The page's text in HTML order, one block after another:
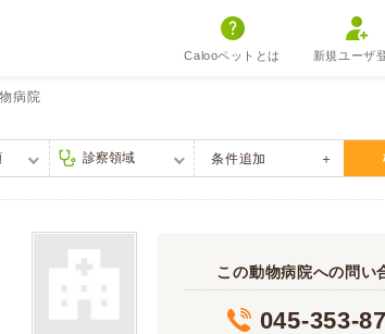
Calooペットとは 新規ユーザ
病院
条件追加
この動物病院への問い
045-353-